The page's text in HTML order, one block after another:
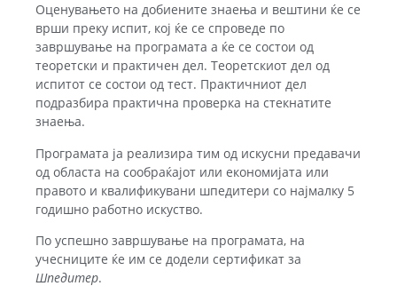
Оценувањето на добиените знаења и вештини ќе се
врши преку испит, кој ќе се спроведе по
завршување на програмата а ќе се состои од
теоретски и практичен дел. Теоретскиот дел од
испитот се состои од тест. Практичниот дел
подразбира практична проверка на стекнатите
знаења.
Програмата ја реализира тим од искусни предавачи
од областа на сообраќајот или економијата или
правото и квалификувани шпедитери со најмалку 5
годишно работно искуство.
По успешно завршување на програмата, на
учесниците ќе им се додели сертификат за
Шпедитер.